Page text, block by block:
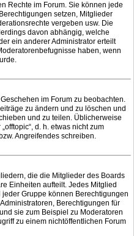
Rechte im Forum. Sie können jede
setzen, Mitglieder
vergeben usw. Die
davon abhängig, welche
ein anderer Administrator erteilt
haben, wenn
im Forum zu beobachten.
zu ändern und zu löschen und
und zu teilen. Üblicherweise
d. h. etwas nicht zum
Angreifendes schreiben.
die die Mitglieder des Boards
Einheiten aufteilt. Jedes Mitglied
Gruppe können Berechtigungen
Berechtigungen für
sie zum Beispiel zu Moderatoren
zu einem nichtöffentlichen Forum